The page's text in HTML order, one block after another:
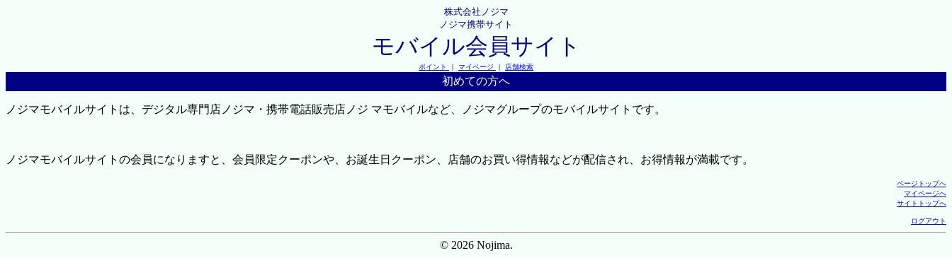
株式会社ノジマ
ノジマ携帯サイト
モバイル会員サイト
ポイント ｜ マイページ ｜ 店舗検索
初めての方へ
ノジマモバイルサイトは、デジタル専門店ノジマ・携帯電話販売店ノジ マモバイルなど、ノジマグループのモバイルサイトです。
ノジマモバイルサイトの会員になりますと、会員限定クーポンや、お誕生日クーポン、店舗のお買い得情報などが配信され、お得情報が満載です。
ページトップへ
マイページへ
サイトトップへ
ログアウト
© 2026 Nojima.